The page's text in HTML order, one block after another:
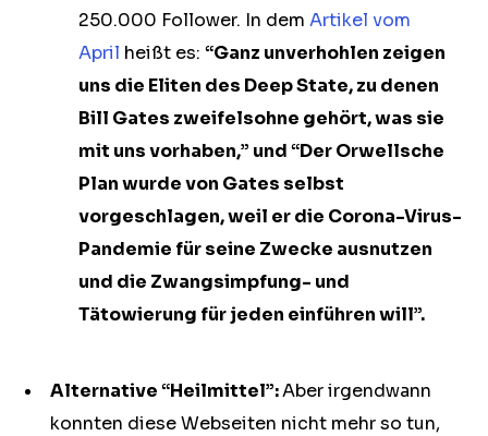
250.000 Follower. In dem Artikel vom
April heißt es: “Ganz unverhohlen zeigen
uns die Eliten des Deep State, zu denen
Bill Gates zweifelsohne gehört, was sie
mit uns vorhaben,” und “Der Orwellsche
Plan wurde von Gates selbst
vorgeschlagen, weil er die Corona-Virus-
Pandemie für seine Zwecke ausnutzen
und die Zwangsimpfung- und
Tätowierung für jeden einführen will”.
Alternative “Heilmittel”:Aber irgendwann
konnten diese Webseiten nicht mehr so tun,